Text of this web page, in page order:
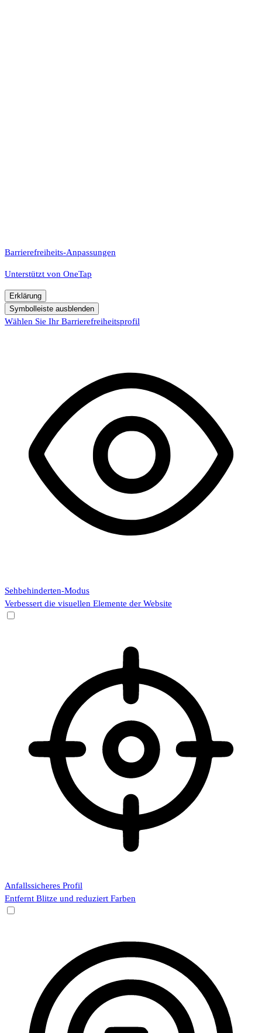
Barrierefreiheits-Anpassungen
Unterstützt von OneTap
Erklärung
Symbolleiste ausblenden
Wählen Sie Ihr Barrierefreiheitsprofil
Sehbehinderten-Modus
Verbessert die visuellen Elemente der Website
Anfallssicheres Profil
Entfernt Blitze und reduziert Farben